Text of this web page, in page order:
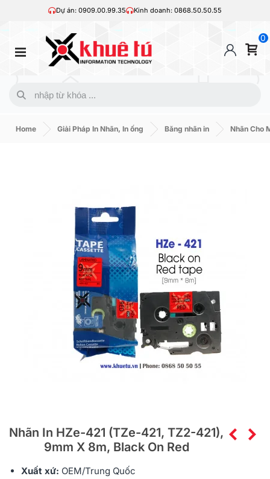
Dự án: 0909.00.99.35 Kinh doanh: 0868.50.50.55
0
Home Giải Pháp In Nhãn, In ống Băng nhãn in Nhãn Cho
Nhãn In HZe-421 (TZe-421, TZ2-421),
9mm X 8m, Black On Red
Xuất xứ: OEM/Trung Quốc